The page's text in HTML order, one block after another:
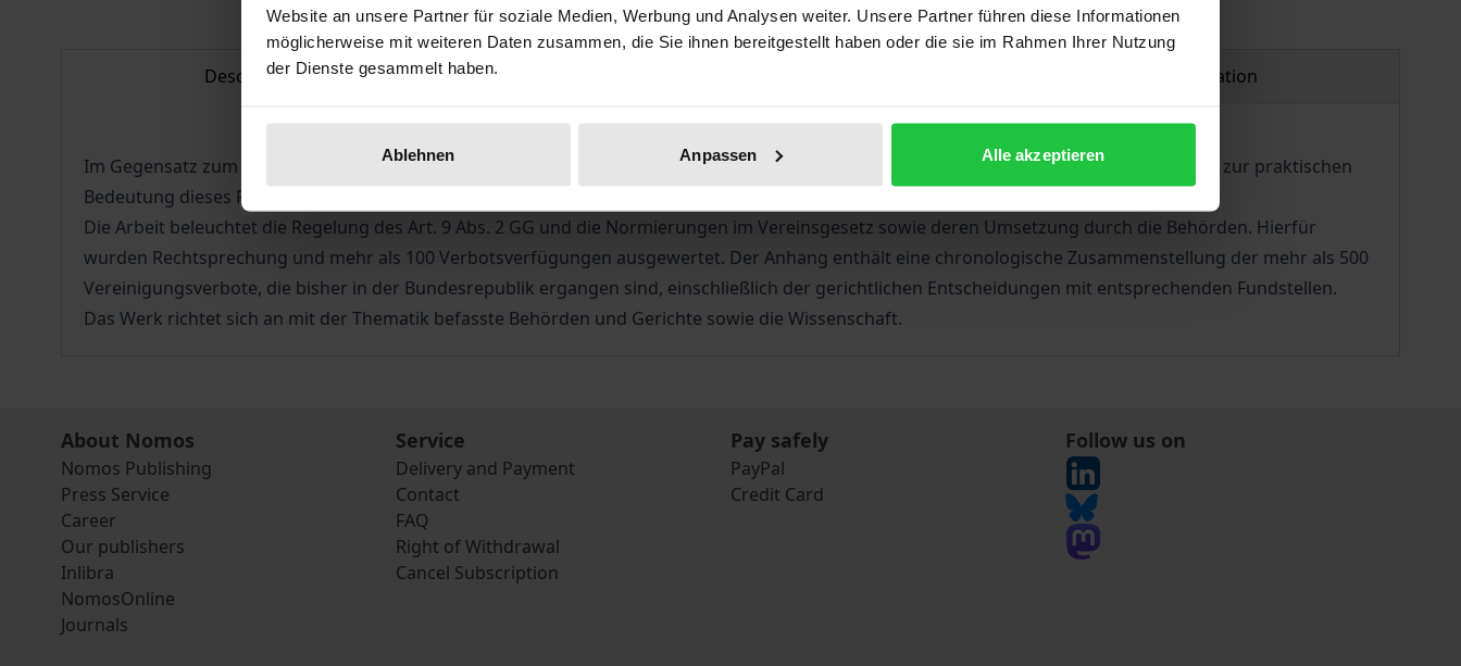
Website an unsere Partner für soziale Medien, Werbung und Analysen weiter. Unsere Partner führen diese Informationen
möglicherweise mit weiteren Daten zusammen, die Sie ihnen bereitgestellt haben oder die sie im Rahmen Ihrer Nutzung
der Dienste gesammelt haben.
Ablehnen Anpassen Alle akzeptieren
Description Product safety information
Im Gegensatz zum Verbot politischer Parteien wird dem Vereinigungsverbot deutlich weniger Beachtung geschenkt, was im Widerspruch zur praktischen
Bedeutung dieses Rechtsinstituts steht.
Die Arbeit beleuchtet die Regelung des Art. 9 Abs. 2 GG und die Normierungen im Vereinsgesetz sowie deren Umsetzung durch die Behörden. Hierfür
wurden Rechtsprechung und mehr als 100 Verbotsverfügungen ausgewertet. Der Anhang enthält eine chronologische Zusammenstellung der mehr als 500
Vereinigungsverbote, die bisher in der Bundesrepublik ergangen sind, einschließlich der gerichtlichen Entscheidungen mit entsprechenden Fundstellen.
Das Werk richtet sich an mit der Thematik befasste Behörden und Gerichte sowie die Wissenschaft.
About Nomos
Nomos Publishing
Press Service
Career
Our publishers
Inlibra
NomosOnline
Journals
Service
Delivery and Payment
Contact
FAQ
Right of Withdrawal
Cancel Subscription
Pay safely
PayPal
Credit Card
Follow us on